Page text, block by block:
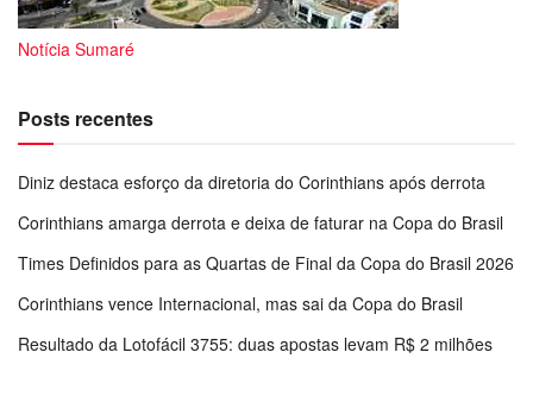
Notícia Sumaré
Posts recentes
Diniz destaca esforço da diretoria do Corinthians após derrota
Corinthians amarga derrota e deixa de faturar na Copa do Brasil
Times Definidos para as Quartas de Final da Copa do Brasil 2026
Corinthians vence Internacional, mas sai da Copa do Brasil
Resultado da Lotofácil 3755: duas apostas levam R$ 2 milhões